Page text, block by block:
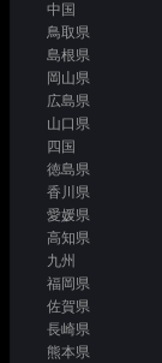
中国
鳥取県
島根県
岡山県
広島県
山口県
四国
徳島県
香川県
愛媛県
高知県
九州
福岡県
佐賀県
長崎県
熊本県